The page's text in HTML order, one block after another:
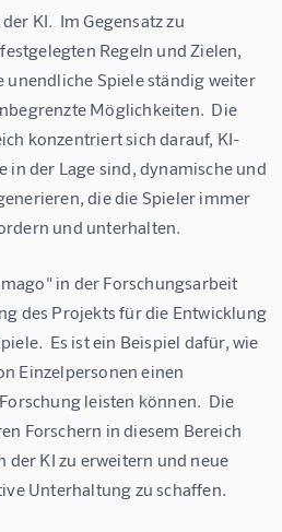
KI.  Im Gegensatz zu
Regeln und Zielen,
unendliche Spiele ständig weiter
Möglichkeiten.  Die
konzentriert sich darauf, KI-
in der Lage sind, dynamische und
die die Spieler immer
und unterhalten.
in der Forschungsarbeit
des Projekts für die Entwicklung
Es ist ein Beispiel dafür, wie
Einzelpersonen einen
leisten können.  Die
Forschern in diesem Bereich
der KI zu erweitern und neue
Unterhaltung zu schaffen.